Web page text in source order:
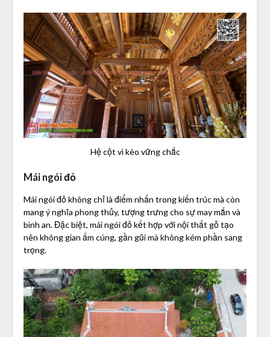
Hệ cột vì kèo vững chắc
Mái ngói đỏ
Mái ngói đỏ không chỉ là điểm nhấn trong kiến trúc mà còn
mang ý nghĩa phong thủy, tượng trưng cho sự may mắn và
bình an. Đặc biệt, mái ngói đỏ kết hợp với nội thất gỗ tạo
nên không gian ấm cúng, gần gũi mà không kém phần sang
trọng.